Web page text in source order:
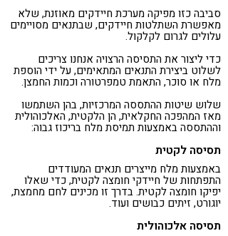
סביבה כזו מפיקה מערכת חיידקים מאוזנת, שלא
מאפשרת השתלטות חיידקים, שבתנאים מסויימים
עלולים לגרום לקלקול.
כדי ליצור את התסיסה הרצויה אנחנו צריכים
לשלוט ביצירת התנאים המתאימים, על ידי הוספת
מלח או סוכר, התאמת טמפרטורה וכמות החמצן.
שלוש שיטות ההתססה המרכזיות, בהן השתמשו
מאז המהפכה החקלאית, הן הלקטית, האלכוהולית
וההתססה באמצעות תמיסת מלח בריכוז גבוה:
תסיסה לקטית
באמצעות מלח מייצרים תנאים המעודדים
התפתחות של חיידקי חומצה לקטית, כדי שאלו
יפיקו חומצה לקטית. בדרך זו מכינים לחם מחמצת,
יוגורט, זיתים כבושים ועוד.
תסיסה אלכוהולית